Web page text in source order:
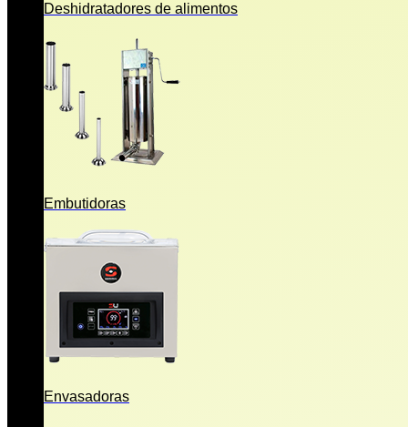
Deshidratadores de alimentos
Embutidoras
Envasadoras